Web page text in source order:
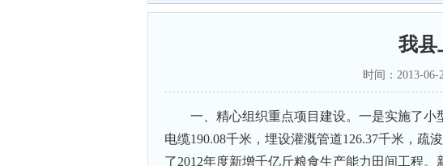
我县
时间：2013-06-
一、精心组织重点项目建设。一是实施了小
电缆190.08千米，埋设灌溉管道126.37千米，疏
了2012年度新增千亿斤粮食生产能力田间工程